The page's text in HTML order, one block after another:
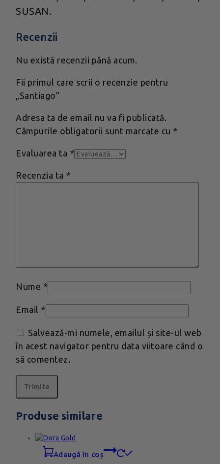
SUSAN.
Recenzii
Nu există recenzii până acum.
Fii primul care scrii o recenzie pentru
„Santiago”
Adresa ta de email nu va fi publicată.
Câmpurile obligatorii sunt marcate cu *
Evaluarea ta *
Recenzia ta *
Nume *
Email *
Salvează-mi numele, emailul și site-ul web
în acest navigator pentru data viitoare când o
să comentez.
Produse similare
adaugă în coș